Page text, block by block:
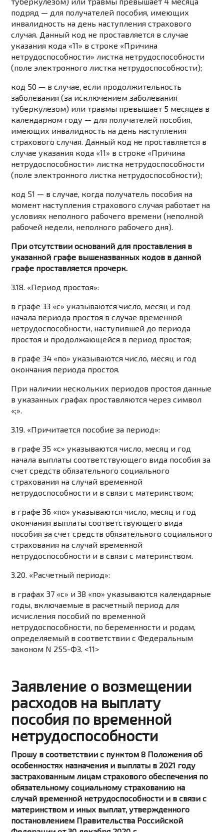
подряд — для получателей пособия, имеющих
инвалидность на день наступления страхового
случая. Данный код не проставляется в случае
указания кода «11» в строке «Причина
нетрудоспособности» листка нетрудоспособности
(поле электронного листка нетрудоспособности);
код 50 — в случае, если продолжительность
заболевания (за исключением заболевания
туберкулезом) или травмы превышает 5 месяцев в
календарном году — для получателей пособия,
имеющих инвалидность на день наступления
страхового случая. Данный код не проставляется в
случае указания кода «11» в строке «Причина
нетрудоспособности» листка нетрудоспособности
(поле электронного листка нетрудоспособности);
код 51 — в случае, когда получатель пособия на
момент наступления страхового случая работает на
условиях неполного рабочего времени (неполной
рабочей недели, неполного рабочего дня).
При отсутствии оснований для проставления в
указанной графе вышеназванных кодов в данной
графе проставляется прочерк.
3.18. «Период простоя»:
в графе 33 «с» указываются число, месяц и год
начала периода простоя в случае временной
нетрудоспособности, наступившей до периода
простоя и продолжающейся в период простоя;
в графе 34 «по» указываются число, месяц и год
окончания периода простоя.
При наличии нескольких периодов простоя данные
в указанных графах проставляются через символ
«;».
3.19. «Причитается пособие за период»:
в графе 35 «с» указываются число, месяц и год
начала выплаты соответствующего вида пособия за
счет средств обязательного социального
страхования на случай временной
нетрудоспособности и в связи с материнством;
в графе 36 «по» указываются число, месяц и год
окончания выплаты соответствующего вида
пособия за счет средств обязательного социального
страхования на случай временной
нетрудоспособности и в связи с материнством.
3.20. «Расчетный период»:
в графах 37 «с» и 38 «по» указываются календарные
годы, включаемые в расчетный период для
исчисления пособий по временной
нетрудоспособности, по беременности и родам,
определяемый в соответствии с Федеральным
законом N 255-ФЗ. <11>
Заявление о возмещении
расходов на выплату
пособия по временной
нетрудоспособности
Прошу в соответствии с пунктом 8 Положения об
особенностях назначения и выплаты в 2021 году
застрахованным лицам страхового обеспечения по
обязательному социальному страхованию на
случай временной нетрудоспособности и в связи с
материнством и иных выплат, утвержденного
постановлением Правительства Российской